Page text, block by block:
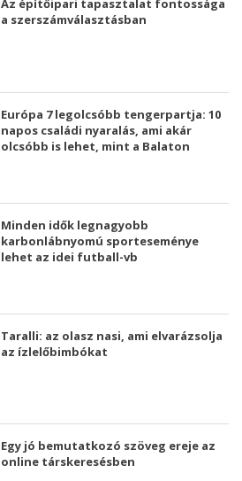
Az építőipari tapasztalat fontossága
a szerszámválasztásban
Európa 7 legolcsóbb tengerpartja: 10
napos családi nyaralás, ami akár
olcsóbb is lehet, mint a Balaton
Minden idők legnagyobb
karbonlábnyomú sporteseménye
lehet az idei futball-vb
Taralli: az olasz nasi, ami elvarázsolja
az ízlelőbimbókat
Egy jó bemutatkozó szöveg ereje az
online társkeresésben